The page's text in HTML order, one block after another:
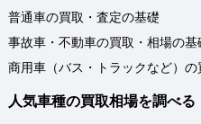
普通車の買取・査定の基礎
事故車・不動車の買取・相場の基
商用車（バス・トラックなど）
人気車種の買取相場を調べる